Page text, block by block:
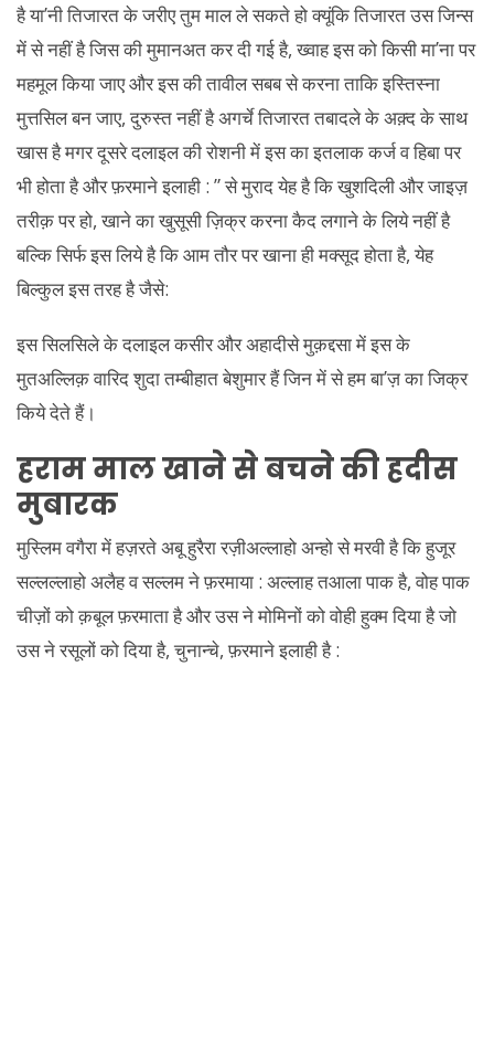
है या’नी तिजारत के जरीए तुम माल ले सकते हो क्यूंकि तिजारत उस जिन्स
में से नहीं है जिस की मुमानअत कर दी गई है, ख्वाह इस को किसी मा’ना पर
महमूल किया जाए और इस की तावील सबब से करना ताकि इस्तिस्ना
मुत्तसिल बन जाए, दुरुस्त नहीं है अगर्चे तिजारत तबादले के अक़्द के साथ
खास है मगर दूसरे दलाइल की रोशनी में इस का इतलाक कर्ज व हिबा पर
भी होता है और फ़रमाने इलाही : ” से मुराद येह है कि खुशदिली और जाइज़
तरीक़ पर हो, खाने का खुसूसी ज़िक्र करना कैद लगाने के लिये नहीं है
बल्कि सिर्फ इस लिये है कि आम तौर पर खाना ही मक्सूद होता है, येह
बिल्कुल इस तरह है जैसे:
इस सिलसिले के दलाइल कसीर और अहादीसे मुक़द्दसा में इस के
मुतअल्लिक़ वारिद शुदा तम्बीहात बेशुमार हैं जिन में से हम बा’ज़ का जिक्र
किये देते हैं।
हराम माल खाने से बचने की हदीस
मुबारक
मुस्लिम वगैरा में हज़रते अबू हुरैरा रज़ीअल्लाहो अन्हो से मरवी है कि हुजूर
सल्लल्लाहो अलैह व सल्लम ने फ़रमाया : अल्लाह तआला पाक है, वोह पाक
चीज़ों को क़बूल फ़रमाता है और उस ने मोमिनों को वोही हुक्म दिया है जो
उस ने रसूलों को दिया है, चुनान्चे, फ़रमाने इलाही है :